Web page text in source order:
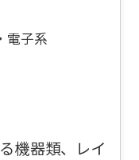
電子系
機器類、レイ